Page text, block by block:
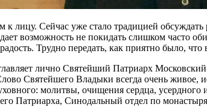
лицу. Сейчас уже стало традицией
возможность не покидать слишком часто
Трудно передать, как приятно было,
лично Святейший Патриарх
Святейшего Владыки всегда очень
молитвы, очищения сердца,
Патриарха, Синодальный отдел по